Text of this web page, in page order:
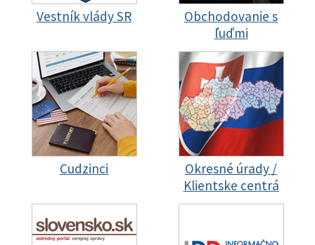
Vestník vlády SR
Obchodovanie s
ľuďmi
Cudzinci
Okresné úrady /
Klientske centrá